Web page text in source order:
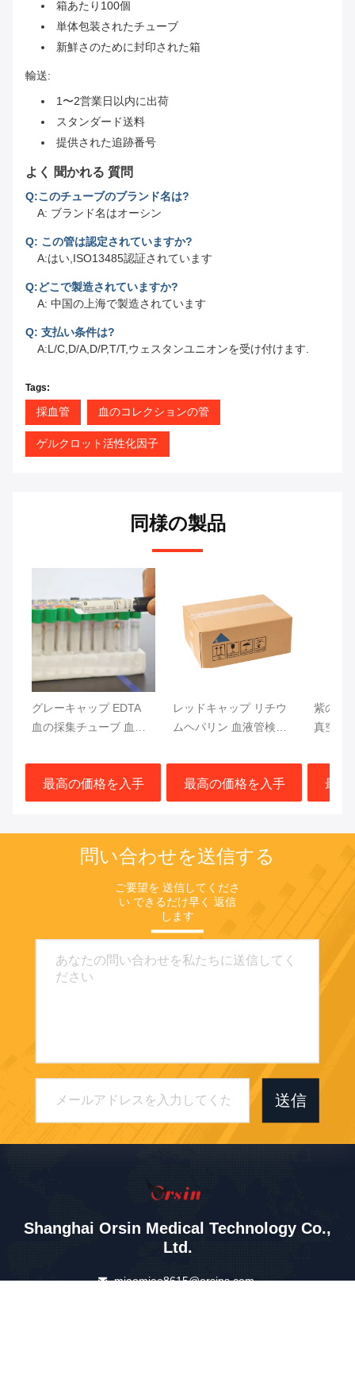
箱あたり100個
単体包装されたチューブ
新鮮さのために封印された箱
輸送:
1〜2営業日以内に出荷
スタンダード送料
提供された追跡番号
よく 聞かれる 質問
Q:このチューブのブランド名は?
A: ブランド名はオーシン
Q: この管は認定されていますか?
A:はい,ISO13485認証されています
Q:どこで製造されていますか?
A: 中国の上海で製造されています
Q: 支払い条件は?
A:L/C,D/A,D/P,T/T,ウェスタンユニオンを受け付けます.
Tags:
採血管 血のコレクションの管
ゲルクロット活性化因子
同様の製品
グレーキャップ EDTA
血の採集チューブ 血糖
プル
最高の価格を入手
レッドキャップ リチウ
ムヘパリン 血液管検査
ジェル分離器
最高の価格を入手
紫のキ
真空血
トップ
最高
問い合わせを送信する
ご要望を 送信してくださ
い できるだけ早く 返信
します
送信
Shanghai Orsin Medical Technology Co.,
Ltd.
miaomiao8615@orsins.com